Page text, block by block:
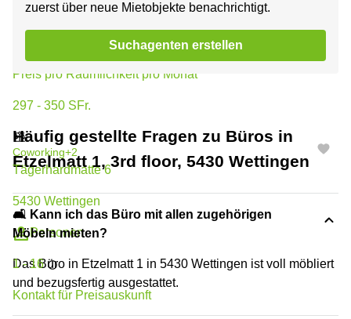
Schreibtische
Preis pro Räumlichkeit pro Monat
297 - 350 SFr.
Coworking+2
Tägerhardmatte 6
5430 Wettingen
Personen
1 - 16
Kontakt für Preisauskunft
zuerst über neue Mietobjekte benachrichtigt.
Suchagenten erstellen
Häufig gestellte Fragen zu Büros in
Etzelmatt 1, 3rd floor, 5430 Wettingen
🛋️ Kann ich das Büro mit allen zugehörigen
Möbeln mieten?
Das Büro in Etzelmatt 1 in 5430 Wettingen ist voll möbliert
und bezugsfertig ausgestattet.